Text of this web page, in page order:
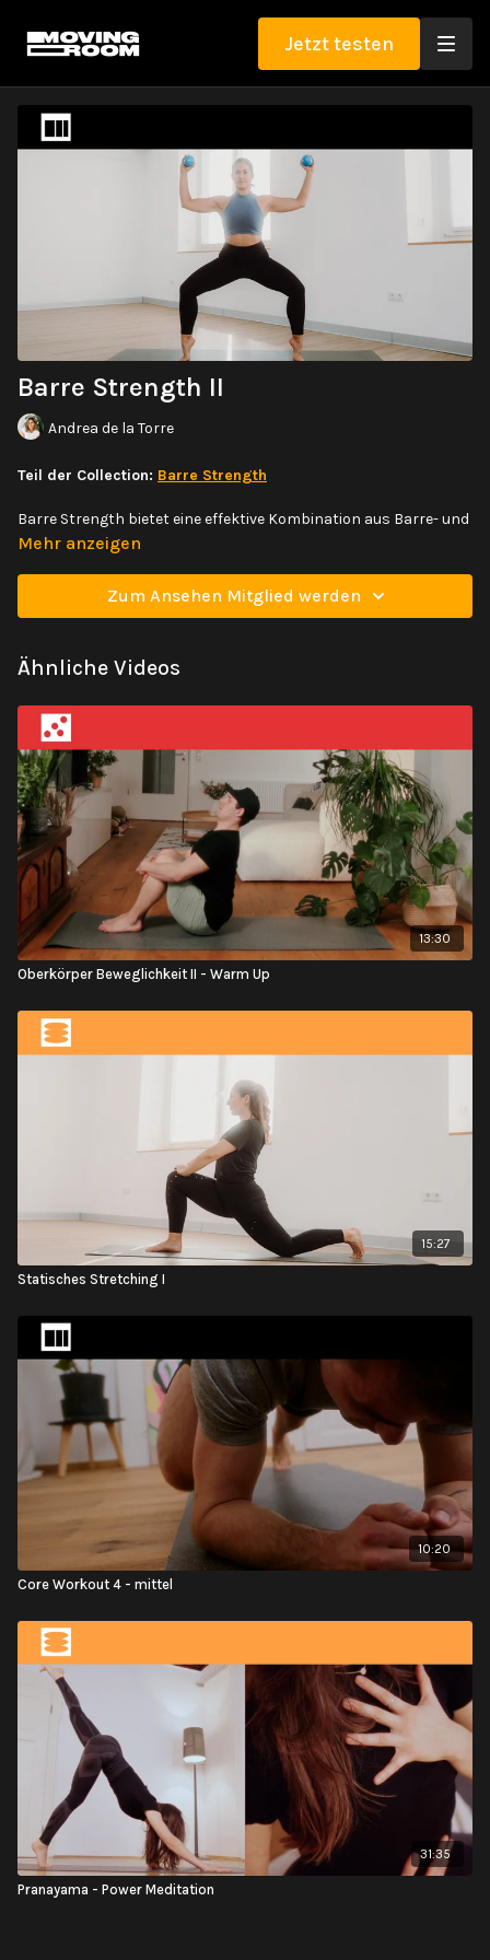
Jetzt testen
Barre Strength II
Andrea de la Torre
Teil der Collection: Barre Strength
Barre Strength bietet eine effektive Kombination aus Barre- und
Krafttraining-Übungen, um deinen gesamten Körper zu
und schlanke Muskeln aufbauen, während du deine allgemeine
Mehr anzeigen
Zum Ansehen Mitglied werden
Ähnliche Videos
13:30
Oberkörper Beweglichkeit II - Warm Up
15:27
Statisches Stretching I
10:20
Core Workout 4 - mittel
31:35
Pranayama - Power Meditation